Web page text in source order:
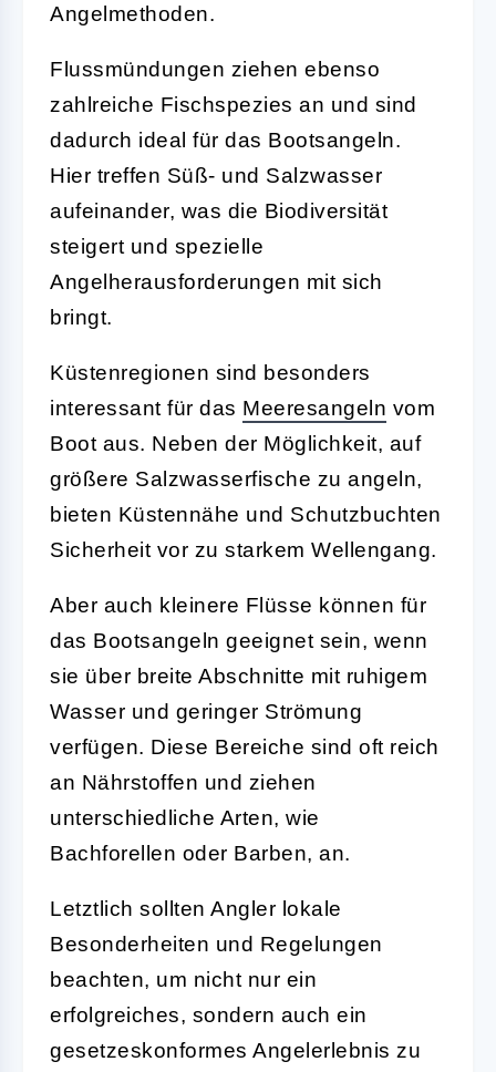
Angelmethoden.
Flussmündungen ziehen ebenso
zahlreiche Fischspezies an und sind
dadurch ideal für das Bootsangeln.
Hier treffen Süß- und Salzwasser
aufeinander, was die Biodiversität
steigert und spezielle
Angelherausforderungen mit sich
bringt.
Küstenregionen sind besonders
interessant für das Meeresangeln vom
Boot aus. Neben der Möglichkeit, auf
größere Salzwasserfische zu angeln,
bieten Küstennähe und Schutzbuchten
Sicherheit vor zu starkem Wellengang.
Aber auch kleinere Flüsse können für
das Bootsangeln geeignet sein, wenn
sie über breite Abschnitte mit ruhigem
Wasser und geringer Strömung
verfügen. Diese Bereiche sind oft reich
an Nährstoffen und ziehen
unterschiedliche Arten, wie
Bachforellen oder Barben, an.
Letztlich sollten Angler lokale
Besonderheiten und Regelungen
beachten, um nicht nur ein
erfolgreiches, sondern auch ein
gesetzeskonformes Angelerlebnis zu